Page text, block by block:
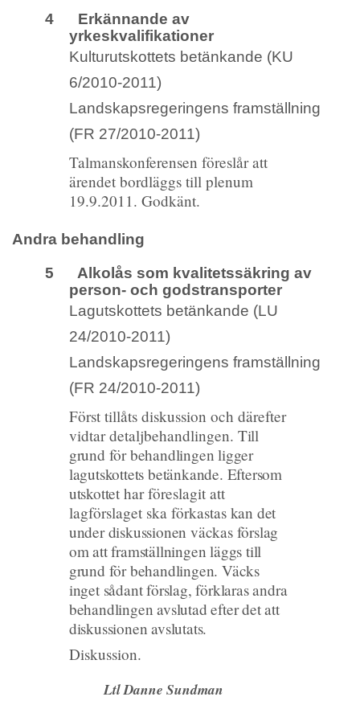
4 Erkännande av
yrkeskvalifikationer
Kulturutskottets betänkande (KU
6/2010-2011)
Landskapsregeringens framställning
(FR 27/2010-2011)
Talmanskonferensen föreslår att
ärendet bordläggs till plenum
19.9.2011. Godkänt.
Andra behandling
5 Alkolås som kvalitetssäkring av
person- och godstransporter
Lagutskottets betänkande (LU
24/2010-2011)
Landskapsregeringens framställning
(FR 24/2010-2011)
Först tillåts diskussion och därefter
vidtar detaljbehandlingen. Till
grund för behandlingen ligger
lagutskottets betänkande. Eftersom
utskottet har föreslagit att
lagförslaget ska förkastaskan det
under diskussionen väckas förslag
om att framställningen läggs till
grund för behandlingen. Väcks
inget sådant förslag, förklaras andra
behandlingen avslutad efter det att
diskussionen avslutats.
Diskussion.
Ltl Danne Sundman